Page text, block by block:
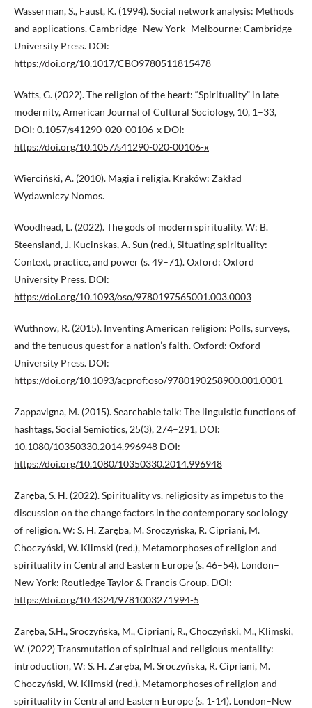
Wasserman, S., Faust, K. (1994). Social network analysis: Methods
and applications. Cambridge–New York–Melbourne: Cambridge
University Press. DOI:
https://doi.org/10.1017/CBO9780511815478
Watts, G. (2022). The religion of the heart: “Spirituality” in late
modernity, American Journal of Cultural Sociology, 10, 1–33,
DOI: 0.1057/s41290-020-00106-x DOI:
https://doi.org/10.1057/s41290-020-00106-x
Wierciński, A. (2010). Magia i religia. Kraków: Zakład
Wydawniczy Nomos.
Woodhead, L. (2022). The gods of modern spirituality. W: B.
Steensland, J. Kucinskas, A. Sun (red.), Situating spirituality:
Context, practice, and power (s. 49–71). Oxford: Oxford
University Press. DOI:
https://doi.org/10.1093/oso/9780197565001.003.0003
Wuthnow, R. (2015). Inventing American religion: Polls, surveys,
and the tenuous quest for a nation’s faith. Oxford: Oxford
University Press. DOI:
https://doi.org/10.1093/acprof:oso/9780190258900.001.0001
Zappavigna, M. (2015). Searchable talk: The linguistic functions of
hashtags, Social Semiotics, 25(3), 274–291, DOI:
10.1080/10350330.2014.996948 DOI:
https://doi.org/10.1080/10350330.2014.996948
Zaręba, S. H. (2022). Spirituality vs. religiosity as impetus to the
discussion on the change factors in the contemporary sociology
of religion. W: S. H. Zaręba, M. Sroczyńska, R. Cipriani, M.
Choczyński, W. Klimski (red.), Metamorphoses of religion and
spirituality in Central and Eastern Europe (s. 46–54). London–
New York: Routledge Taylor & Francis Group. DOI:
https://doi.org/10.4324/9781003271994-5
Zaręba, S.H., Sroczyńska, M., Cipriani, R., Choczyński, M., Klimski,
W. (2022) Transmutation of spiritual and religious mentality:
introduction, W: S. H. Zaręba, M. Sroczyńska, R. Cipriani, M.
Choczyński, W. Klimski (red.), Metamorphoses of religion and
spirituality in Central and Eastern Europe (s. 1-14). London–New